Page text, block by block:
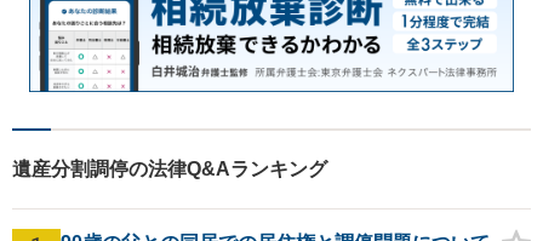
遺産分割調停の法律Q&Aランキング